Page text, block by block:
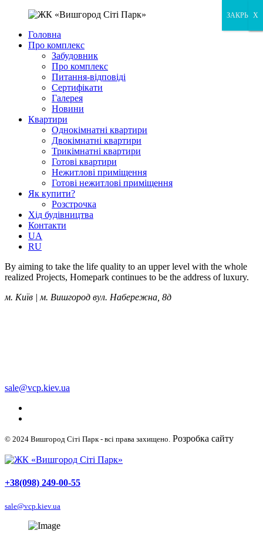
Головна
Про комплекс
Забудовник
Про комплекс
Питання-відповіді
Сертифікати
Галерея
Новини
Квартири
Однокімнатні квартири
Двокімнатні квартири
Трикімнатні квартири
Готові квартири
Нежитлові приміщення
Готові нежитлові приміщення
Як купити?
Розстрочка
Хід будівництва
Контакти
UA
RU
By aiming to take the life quality to an upper level with the whole
realized Projects, Homepark continues to be the address of luxury.
м. Київ | м. Вишгород вул. Набережна, 8д
sale@vcp.kiev.ua
© 2024 Вишгород Сіті Парк - всі права захищено. Розробка сайту
+38(098) 249-00-55
sale@vcp.kiev.ua
X
ЗАКРЫТЬ
X